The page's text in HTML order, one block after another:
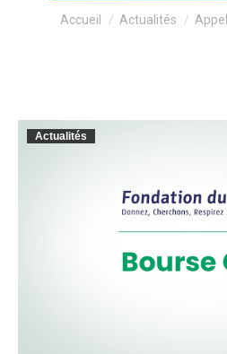
Vous êtes ici :
Accueil Actualités
Actualités